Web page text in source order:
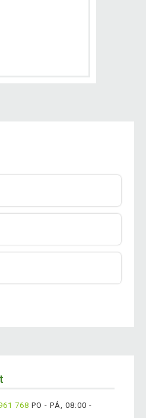
768 PO - PÁ, 08:00 -